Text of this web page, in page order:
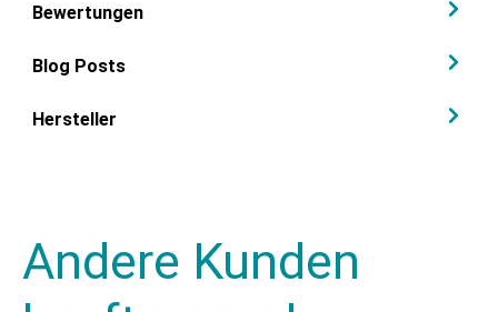
Bewertungen
Blog Posts
Hersteller
Andere Kunden